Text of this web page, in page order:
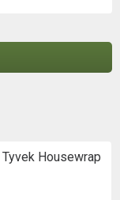
Housewrap